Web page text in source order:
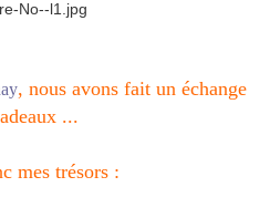
, nous avons fait un échange
...
mes trésors :